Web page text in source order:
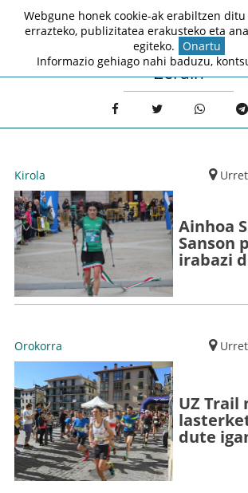
Zerain
Kirola
Ainhoa
Sanson
irabazi
Orokorra
UZ Trail
dute
Webgune honek cookie-ak erabiltzen
errazteko, publizitatea erakusteko eta
egiteko. Onartu
Informazio gehiago nahi baduzu,